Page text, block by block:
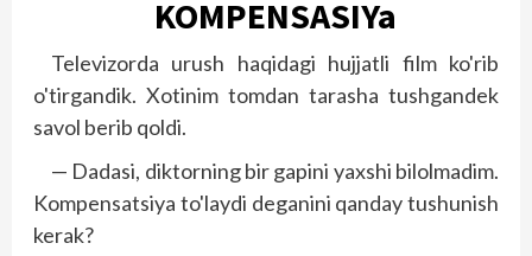
KOMPENSASIYa
Televizorda urush haqidagi hujjatli film ko'rib
o'tirgandik. Xotinim tomdan tarasha tushgandek
savol berib qoldi.
— Dadasi, diktorning bir gapini yaxshi bilolmadim.
Kompensatsiya to'laydi deganini qanday tushunish
kerak?